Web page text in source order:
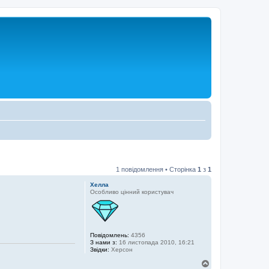
1 повідомлення • Сторінка 1 з 1
Хелла
Особливо цінний користувач
Повідомлень: 4356
З нами з: 16 листопада 2010, 16:21
Звідки: Херсон